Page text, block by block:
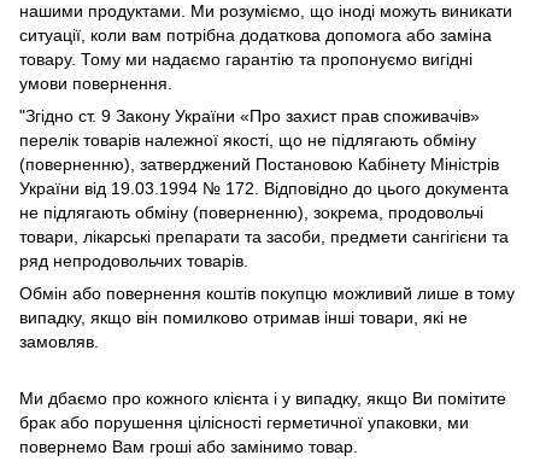
нашими продуктами. Ми розуміємо, що іноді можуть виникати
ситуації, коли вам потрібна додаткова допомога або заміна
товару. Тому ми надаємо гарантію та пропонуємо вигідні
умови повернення.
"Згідно ст. 9 Закону України «Про захист прав споживачів»
перелік товарів належної якості, що не підлягають обміну
(поверненню), затверджений Постановою Кабінету Міністрів
України від 19.03.1994 № 172. Відповідно до цього документа
не підлягають обміну (поверненню), зокрема, продовольчі
товари, лікарські препарати та засоби, предмети сангігієни та
ряд непродовольчих товарів.
Обмін або повернення коштів покупцю можливий лише в тому
випадку, якщо він помилково отримав інші товари, які не
замовляв.
Ми дбаємо про кожного клієнта і у випадку, якщо Ви помітите
брак або порушення цілісності герметичної упаковки, ми
повернемо Вам гроші або замінимо товар.